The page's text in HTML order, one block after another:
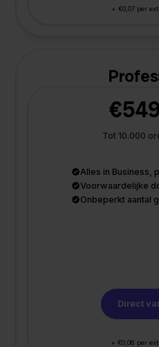
+ €0,07 per
€549
Tot 10.000
Alles in Business,
Voorwaardelijke
Onbeperkt aantal
Direct
+ €0,06 per